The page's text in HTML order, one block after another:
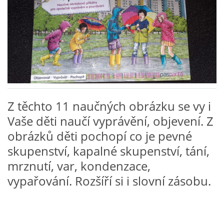
VZDĚLÁVACÍ BLOK ZÁŘÍ
VZDĚLÁVACÍ BLOK ŘÍJEN
VZDĚLÁVACÍ BLOK LISTOPAD
VZDĚLÁVACÍ BLOK LEDEN
VZDĚLÁVACÍ BLOK ÚNOR
VZDĚLÁVACÍ BLOK BŘEZEN
Z těchto 11 naučných obrázku se vy i
Vaše děti naučí vyprávění, objevení. Z
obrázků děti pochopí co je pevné
skupenství, kapalné skupenství, tání,
mrznutí, var, kondenzace,
vypařování. Rozšíří si i slovní zásobu.